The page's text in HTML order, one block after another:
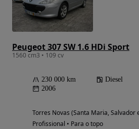
Peugeot 307 SW 1.6 HDi Sport
1560 cm3 • 109 cv
230 000 km Diesel
2006
Torres Novas (Santa Maria, Salvador
Profissional • Para o topo